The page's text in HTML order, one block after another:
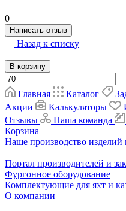
0
Написать отзыв
Назад к списку
В корзину
Главная Каталог
Акции
Калькуляторы
Отзывы
Наша команда
Корзина
Наше производство изделий
Портал производителей и
Фургонное оборудование
Комплектующие для яхт и
О компании